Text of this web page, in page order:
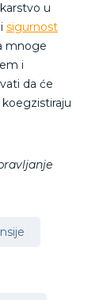
u
sigurnost
mnoge
i
da će